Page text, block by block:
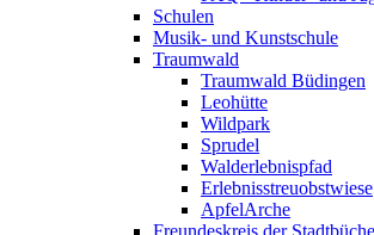
Schulen
Musik- und Kunstschule
Traumwald
Traumwald Büdingen
Leohütte
Wildpark
Sprudel
Walderlebnispfad
Erlebnisstreuobstwiese
ApfelArche
Freundeskreis der